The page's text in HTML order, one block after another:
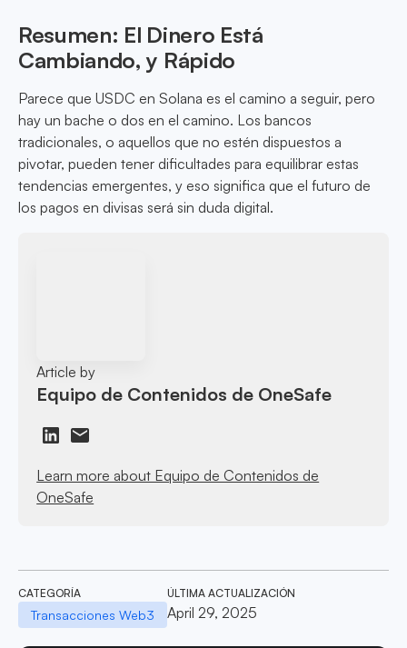
Resumen: El Dinero Está
Cambiando, y Rápido
Parece que USDC en Solana es el camino a seguir, pero
hay un bache o dos en el camino. Los bancos
tradicionales, o aquellos que no estén dispuestos a
pivotar, pueden tener dificultades para equilibrar estas
tendencias emergentes, y eso significa que el futuro de
los pagos en divisas será sin duda digital.
Article by
Equipo de Contenidos de OneSafe
Learn more about Equipo de Contenidos de
OneSafe
CATEGORÍA
Transacciones Web3
ÚLTIMA ACTUALIZACIÓN
April 29, 2025